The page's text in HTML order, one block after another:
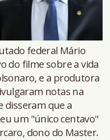
federal Mário
do filme sobre a vida
e a produtora
notas na
disseram que a
um "único centavo"
dono do Master.